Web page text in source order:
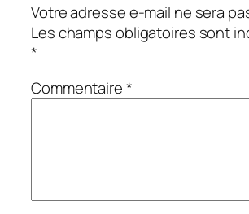
Votre adresse e-mail ne sera
Les champs obligatoires sont
*
Commentaire*